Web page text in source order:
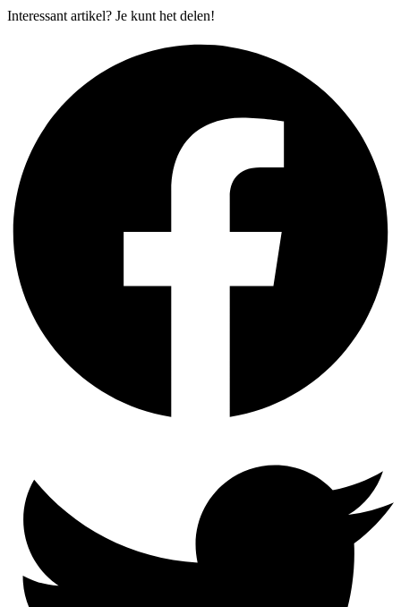
Interessant artikel? Je kunt het delen!